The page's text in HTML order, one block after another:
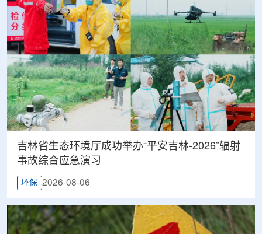
吉林省生态环境厅成功举办“平安吉林-2026”辐射
事故综合应急演习
环保 2026-08-06